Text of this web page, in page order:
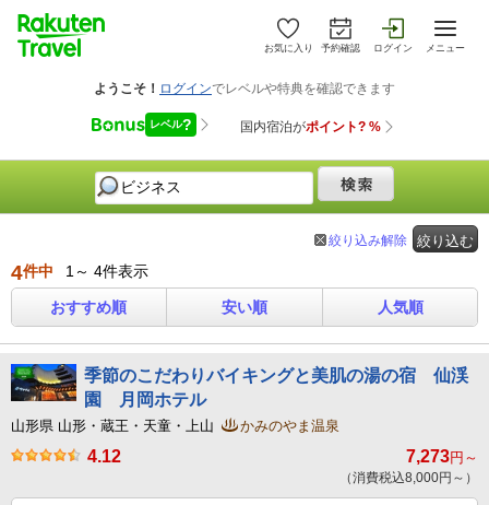
お気に入り 予約確認 ログイン メニュー
絞り込む
絞り込み解除
4件中 1～ 4件表示
おすすめ順 安い順 人気順
季節のこだわりバイキングと美肌の湯の宿 仙渓
園 月岡ホテル
山形県 山形・蔵王・天童・上山 かみのやま温泉
4.12 7,273円～
（消費税込8,000円～）